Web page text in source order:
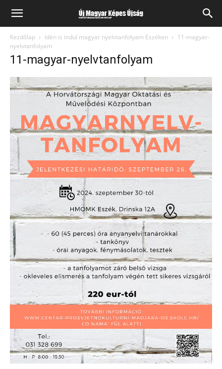
Kezdőlap Idén is indul magyar nyelvtanfolyam Eszéken
11-magyar-
nyelvtanfolyam
11-magyar-nyelvtanfolyam